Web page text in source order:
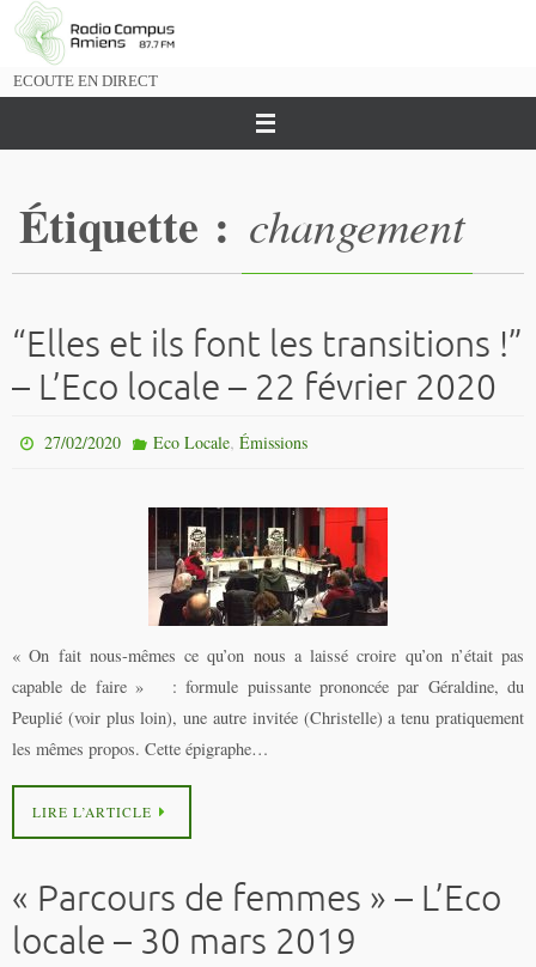
Passer
vers
ECOUTE EN DIRECT
Étiquette : changement
“Elles et ils font les transitions !”
– L’Eco locale – 22 février 2020
27/02/2020 Eco Locale, Émissions
« On fait nous-mêmes ce qu’on nous a laissé croire qu’on n’était pas
capable de faire » : formule puissante prononcée par Géraldine, du
Peuplié (voir plus loin), une autre invitée (Christelle) a tenu pratiquement
les mêmes propos. Cette épigraphe…
LIRE L’ARTICLE
« Parcours de femmes » – L’Eco
locale – 30 mars 2019